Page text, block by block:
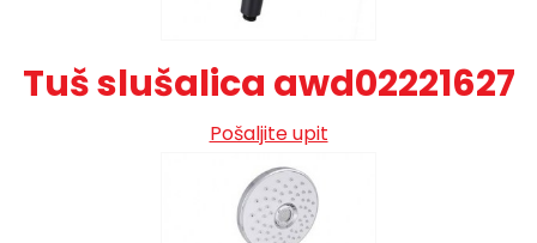
Tuš slušalica awd02221627
Pošaljite upit